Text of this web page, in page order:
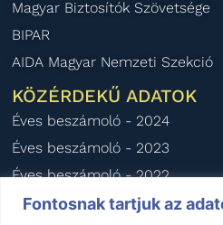
Fontosnak tartjuk az
Magyar Biztosítók Szövetsége
BIPAR
AIDA Magyar Nemzeti Szekció
KÖZÉRDEKŰ ADATOK
Éves beszámoló - 2024
Éves beszámoló - 2023
Éves beszámoló - 2022
Éves beszámoló - 2021